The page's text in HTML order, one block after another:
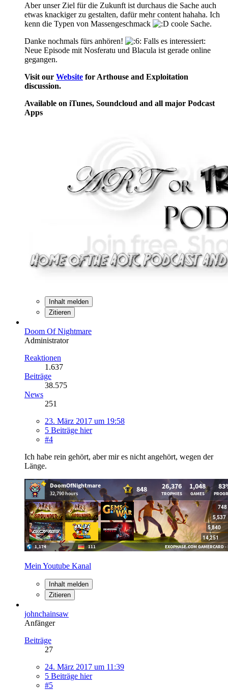
Aber unser Ziel für die Zukunft ist durchaus die Sache auch
etwas knackiger zu gestalten, dafür mehr content hahaha. Ich
kenn die Typen von Massengeschmack
coole Sache.
Danke nochmals fürs anhören!
Falls es interessiert:
Neue Episode mit Nosferatu und Blacula ist gerade online
gegangen.
Visit our Website for Arthouse and Exploitation
discussion.
Available on iTunes, Soundcloud and all major Podcast
Apps
Inhalt melden
Zitieren
Doom Of Nightmare
Administrator
Reaktionen
1.637
Beiträge
38.575
News
251
23. März 2017 um 19:58
5 Beiträge hier
#4
Ich habe rein gehört, aber mir es nicht angehört, wegen der
Länge.
Mein Youtube Kanal
Inhalt melden
Zitieren
johnchainsaw
Anfänger
Beiträge
27
24. März 2017 um 11:39
5 Beiträge hier
#5